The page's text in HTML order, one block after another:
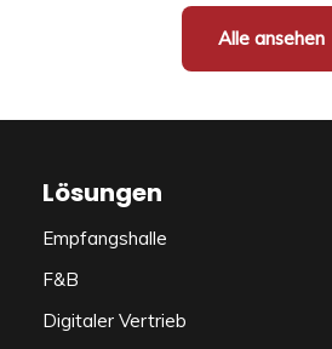
Alle ansehen
Lösungen
Empfangshalle
F&B
Digitaler Vertrieb